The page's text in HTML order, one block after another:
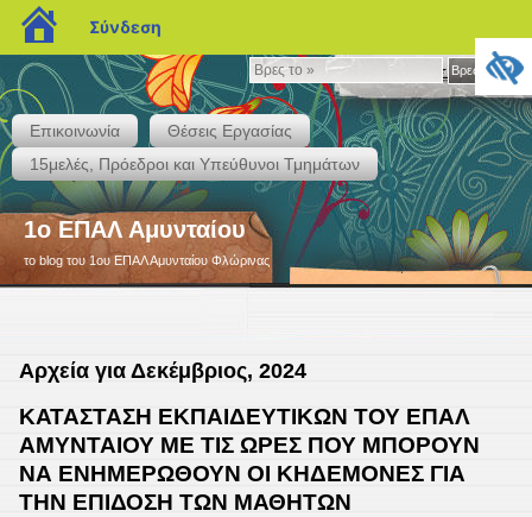
Βρες
το
»
Βρες το »
Επικοινωνία
Θέσεις Εργασίας
15μελές, Πρόεδροι και Υπεύθυνοι Τμημάτων
1ο ΕΠΑΛ Αμυνταίου
το blog του 1ου ΕΠΑΛ Αμυνταίου Φλώρινας
Αρχεία για Δεκέμβριος, 2024
ΚΑΤΑΣΤΑΣΗ ΕΚΠΑΙΔΕΥΤΙΚΩΝ ΤΟΥ ΕΠΑΛ
ΑΜΥΝΤΑΙΟΥ ΜΕ ΤΙΣ ΩΡΕΣ ΠΟΥ ΜΠΟΡΟΥΝ
ΝΑ ΕΝΗΜΕΡΩΘΟΥΝ ΟΙ ΚΗΔΕΜΟΝΕΣ ΓΙΑ
ΤΗΝ ΕΠΙΔΟΣΗ ΤΩΝ ΜΑΘΗΤΩΝ
blogs.sch.gr
Σύνδεση